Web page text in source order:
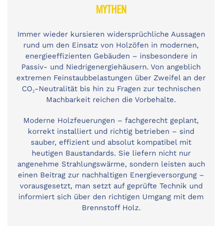
MYTHEN
Immer wieder kursieren widersprüchliche Aussagen
rund um den Einsatz von Holzöfen in modernen,
energieeffizienten Gebäuden – insbesondere in
Passiv- und Niedrigenergiehäusern. Von angeblich
extremen Feinstaubbelastungen über Zweifel an der
CO₂-Neutralität bis hin zu Fragen zur technischen
Machbarkeit reichen die Vorbehalte.
Moderne Holzfeuerungen – fachgerecht geplant,
korrekt installiert und richtig betrieben – sind
sauber, effizient und absolut kompatibel mit
heutigen Baustandards. Sie liefern nicht nur
angenehme Strahlungswärme, sondern leisten auch
einen Beitrag zur nachhaltigen Energieversorgung –
vorausgesetzt, man setzt auf geprüfte Technik und
informiert sich über den richtigen Umgang mit dem
Brennstoff Holz.